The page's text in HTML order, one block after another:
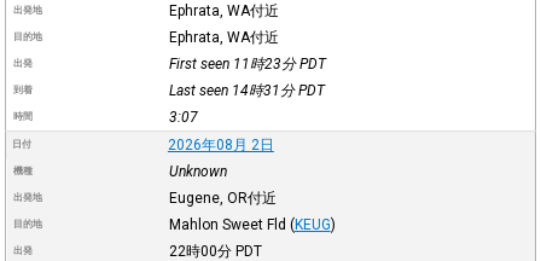
出発地 Ephrata, WA付近
目的地 Ephrata, WA付近
出発 First seen 11時23分PDT
到着 Last seen 14時31分PDT
時間 3:07
日付 2026年08月 2日
機種 Unknown
出発地 Eugene, OR付近
目的地 Mahlon Sweet Fld (KEUG)
出発 22時00分 PDT